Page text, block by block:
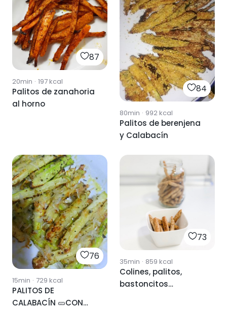
87
20min · 197kcal
Palitos de zanahoria
al horno
84
80min · 992kcal
Palitos de berenjena
y Calabacín
76
15min · 729 kcal
PALITOS DE
CALABACÍN 🥒CON
73
35min · 859 kcal
Colines, palitos,
bastoncitos